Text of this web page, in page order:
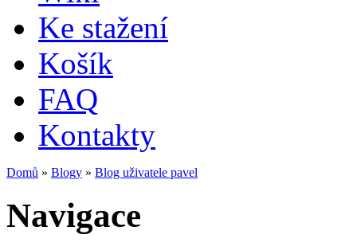
Ke stažení
Košík
FAQ
Kontakty
Domů » Blogy » Blog uživatele pavel
Navigace